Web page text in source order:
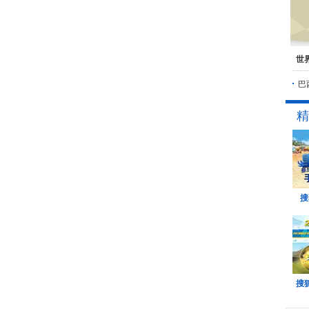
世
巴
搜